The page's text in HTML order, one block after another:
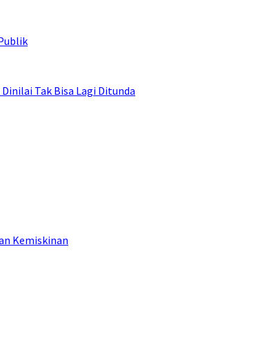
Tak Bisa Lagi Ditunda
Kemiskinan